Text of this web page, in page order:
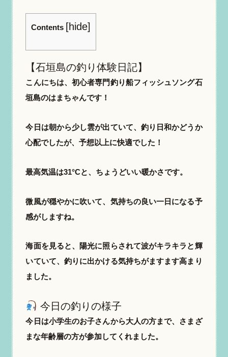
Contents [hide]
【石垣島の釣り体験日記】
こんにちは、初心者専門釣り船フィッシュソング石
垣島のはまちゃんです！
今日は朝から少し雲が出ていて、釣り日和かどうか
心配でしたが、予想以上に快適でした！
最高気温は31°Cと、ちょうどいい暖かさです。
微風が穏やかに吹いて、気持ちの良い一日になる予
感がしますね。
海面を見ると、陽光に照らされて波がキラキラと輝
いていて、釣りに出かける気持ちがますます高まり
ました。
今日の釣りの様子
今日は小学生のお子さんから大人の方まで、さまざ
まな年齢層の方が参加してくれました。